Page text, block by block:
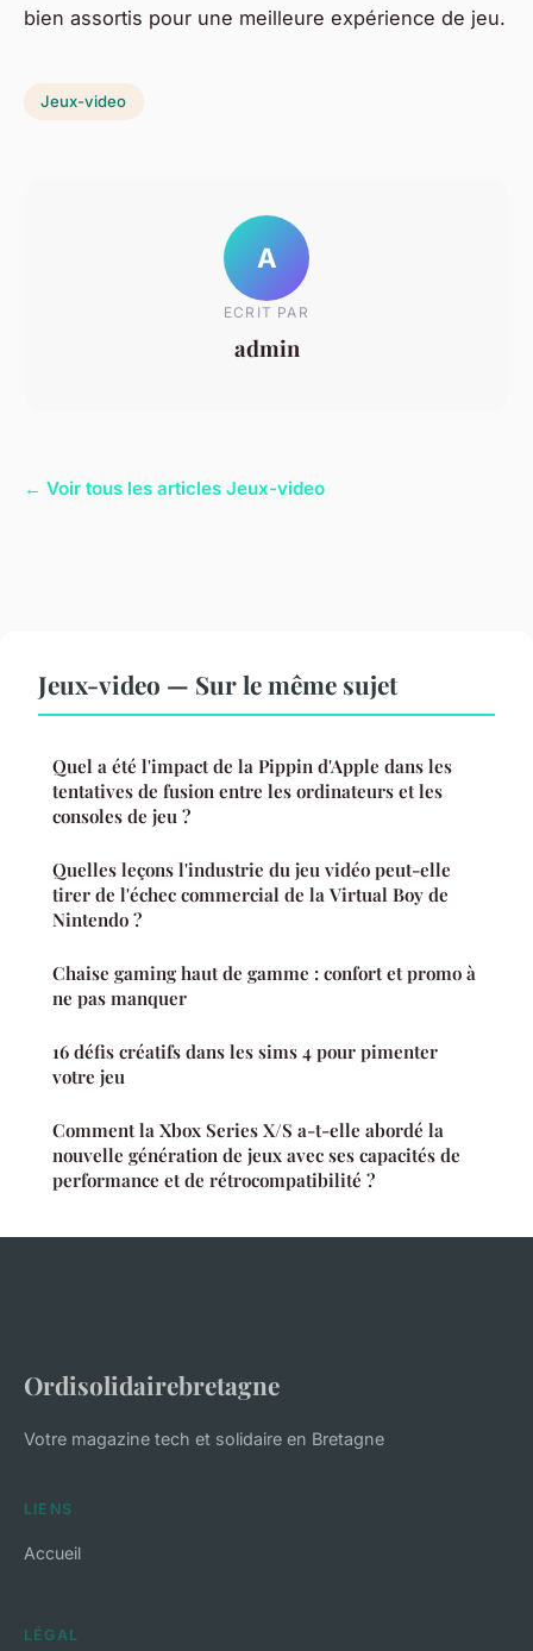
bien assortis pour une meilleure expérience de jeu.
Jeux-video
A
ECRIT PAR
admin
← Voir tous les articles Jeux-video
Jeux-video — Sur le même sujet
Quel a été l'impact de la Pippin d'Apple dans les
tentatives de fusion entre les ordinateurs et les
consoles de jeu ?
Quelles leçons l'industrie du jeu vidéo peut-elle
tirer de l'échec commercial de la Virtual Boy de
Nintendo ?
Chaise gaming haut de gamme : confort et promo à
ne pas manquer
16 défis créatifs dans les sims 4 pour pimenter
votre jeu
Comment la Xbox Series X/S a-t-elle abordé la
nouvelle génération de jeux avec ses capacités de
performance et de rétrocompatibilité ?
Ordisolidairebretagne
Votre magazine tech et solidaire en Bretagne
LIENS
Accueil
LÉGAL